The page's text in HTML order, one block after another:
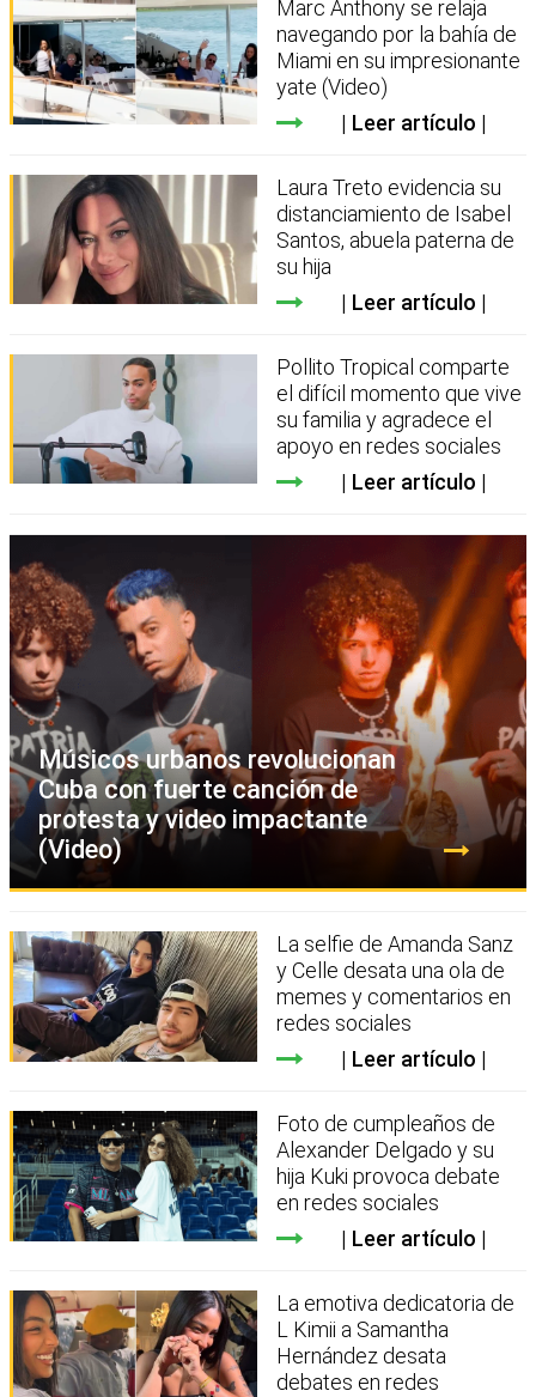
Marc Anthony se relaja
navegando por la bahía de
Miami en su impresionante
yate (Video)
Leer artículo
Laura Treto evidencia su
distanciamiento de Isabel
Santos, abuela paterna de
su hija
Leer artículo
Pollito Tropical comparte
el difícil momento que vive
su familia y agradece el
apoyo en redes sociales
Leer artículo
Músicos urbanos revolucionan
Cuba con fuerte canción de
protesta y video impactante
(Video)
La selfie de Amanda Sanz
y Celle desata una ola de
memes y comentarios en
redes sociales
Leer artículo
Foto de cumpleaños de
Alexander Delgado y su
hija Kuki provoca debate
en redes sociales
Leer artículo
La emotiva dedicatoria de
L Kimii a Samantha
Hernández desata
debates en redes